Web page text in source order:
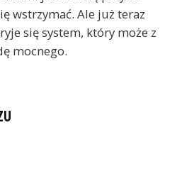
wstrzymać. Ale już teraz
się system, który może z
mocnego.